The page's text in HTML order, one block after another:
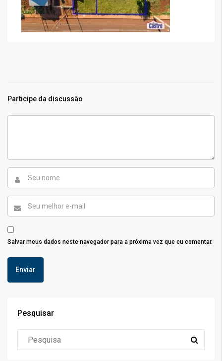
Participe da discussão
Salvar meus dados neste navegador para a próxima vez que eu comentar.
Pesquisar